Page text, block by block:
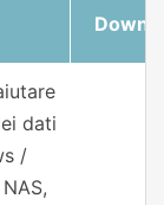
dati
/